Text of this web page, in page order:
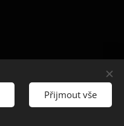
Cookies
Přijmout vše